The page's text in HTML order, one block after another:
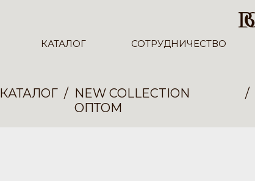
КАТАЛОГ СОТРУДНИЧЕСТВО
КАТАЛОГ
NEW COLLECTION
ОПТОМ